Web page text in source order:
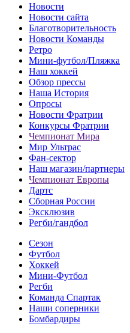
Новости
Новости сайта
Благотворительность
Новости Команды
Ретро
Мини-футбол/Пляжка
Наш хоккей
Обзор прессы
Наша История
Опросы
Новости Фратрии
Конкурсы Фратрии
Чемпионат Мира
Мир Ультрас
Фан-cектор
Наш магазин/партнеры
Чемпионат Европы
Дартс
Сборная России
Эксклюзив
Регби/гандбол
Сезон
Футбол
Хоккей
Мини-Футбол
Регби
Команда Спартак
Наши соперники
Бомбардиры